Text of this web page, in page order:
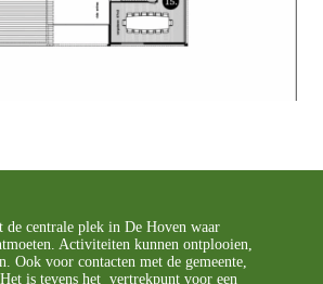
centrale plek in De Hoven waar
Activiteiten kunnen ontplooien,
Ook voor contacten met de gemeente,
is tevens het vertrekpunt voor een